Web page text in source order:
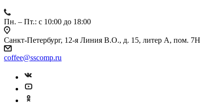
Пн. – Пт.: с 10:00 до 18:00
Санкт-Петербург, 12-я Линия В.О., д. 15, литер А, пом. 7Н
coffee@sscomp.ru